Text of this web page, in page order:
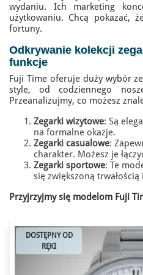
wydaniu. Ich marketing
użytkowaniu. Chcą pokazać,
fortuny.
Odkrywanie kolekcji
funkcje
Fuji Time oferuje duży wybór
style, od codziennego
Przeanalizujmy, co możesz
Zegarki wizytowe: Są
na formalne okazje.
Zegarki casualowe:
charakter. Możesz je
Zegarki sportowe: Te
się zwiększoną
Przyjrzyjmy się modelom Fuji
DOSTĘPNY OD
RĘKI